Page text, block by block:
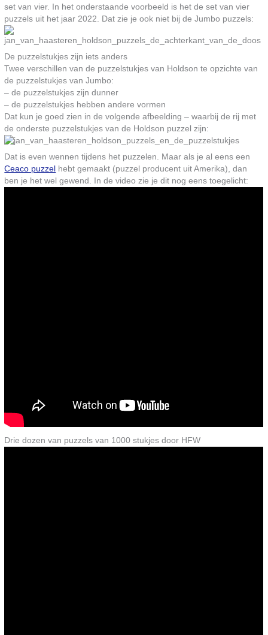
set van vier. In het onderstaande voorbeeld is het de set van vier
puzzels uit het jaar 2022. Dat zie je ook niet bij de Jumbo puzzels:
De puzzelstukjes zijn iets anders
Twee verschillen van de puzzelstukjes van Holdson te opzichte van
de puzzelstukjes van Jumbo:
– de puzzelstukjes zijn dunner
– de puzzelstukjes hebben andere vormen
Dat kun je goed zien in de volgende afbeelding – waarbij de rij met
de onderste puzzelstukjes van de Holdson puzzel zijn:
Dat is even wennen tijdens het puzzelen. Maar als je al eens een
Ceaco puzzel hebt gemaakt (puzzel producent uit Amerika), dan
ben je het wel gewend. In de video zie je dit nog eens toegelicht:
Drie dozen van puzzels van 1000 stukjes door HFW